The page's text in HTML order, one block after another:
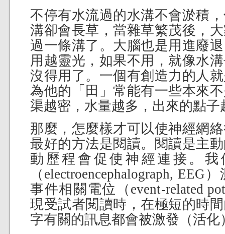
不停有水流過的水溝不會淤積
溝卻會長草，當雜草繁茂後，
過一條溝了。大腦也是用進廢
用越靈光，如果不用，就像水
沒得用了。一個有創造力的人
為他的「田」常能有一些本來
渠越密，水量越多，出來的點子
那麼，怎麼樣才可以使神經網
最好的方法是閱讀。閱讀是主
動歷程會促使神經連接。
（electroencephalograph, EEG
事件相關電位（event-related
現受試者閱讀時，在極短的時
字有關的訊息都會被激發（活化